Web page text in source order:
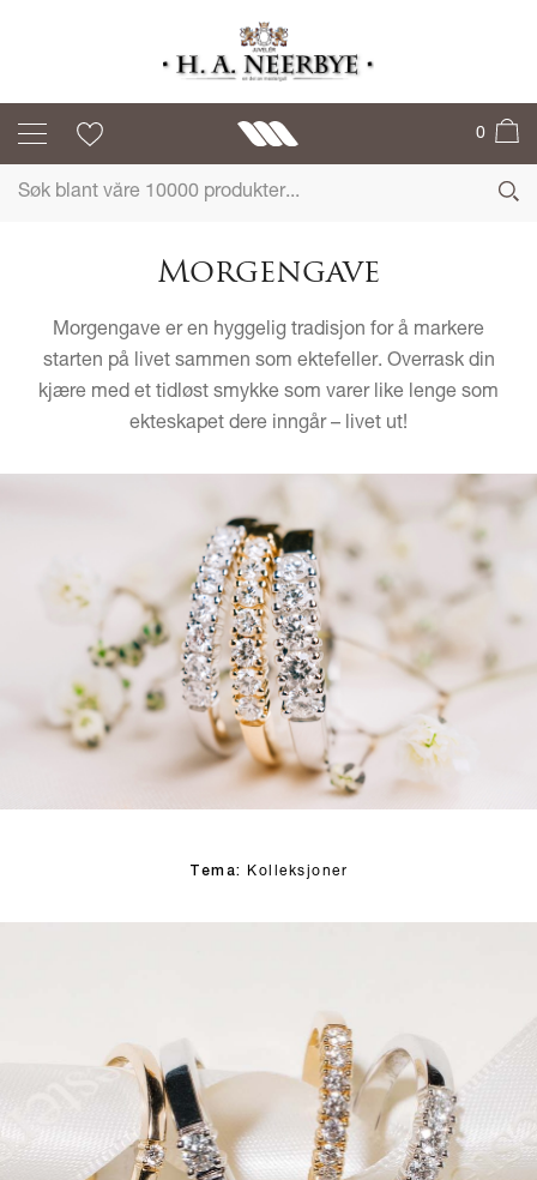
0
Morgengave
Morgengave er en hyggelig tradisjon for å markere
starten på livet sammen som ektefeller. Overrask din
kjære med et tidløst smykke som varer like lenge som
ekteskapet dere inngår – livet ut!
Tema: Kolleksjoner